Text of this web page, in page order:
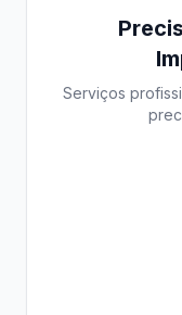
Serviços